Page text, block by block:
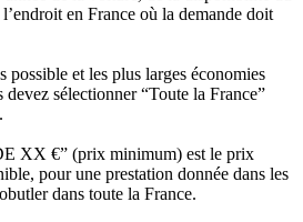
en France où la demande doit
et les plus larges économies
sélectionner “Toute la France”
XX €” (prix minimum) est le prix
pour une prestation donnée dans les
dans toute la France.